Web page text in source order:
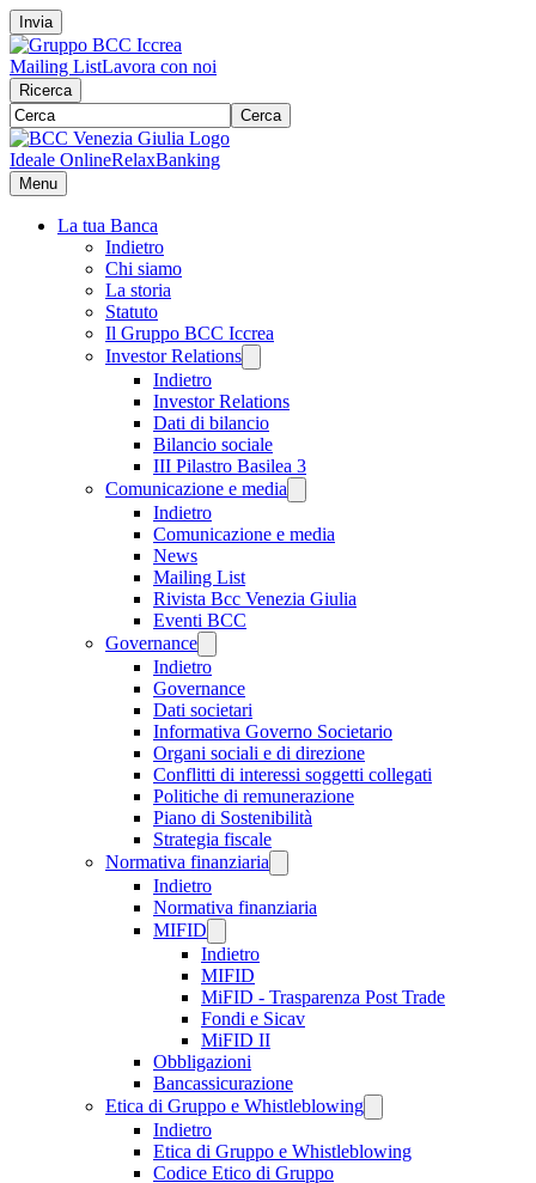
Invia
Mailing ListLavora con noi
Ricerca
Cerca
Ideale OnlineRelaxBanking
Menu
La tua Banca
Indietro
Chi siamo
La storia
Statuto
Il Gruppo BCC Iccrea
Investor Relations
Indietro
Investor Relations
Dati di bilancio
Bilancio sociale
III Pilastro Basilea 3
Comunicazione e media
Indietro
Comunicazione e media
News
Mailing List
Rivista Bcc Venezia Giulia
Eventi BCC
Governance
Indietro
Governance
Dati societari
Informativa Governo Societario
Organi sociali e di direzione
Conflitti di interessi soggetti collegati
Politiche di remunerazione
Piano di Sostenibilità
Strategia fiscale
Normativa finanziaria
Indietro
Normativa finanziaria
MIFID
Indietro
MIFID
MiFID - Trasparenza Post Trade
Fondi e Sicav
MiFID II
Obbligazioni
Bancassicurazione
Etica di Gruppo e Whistleblowing
Indietro
Etica di Gruppo e Whistleblowing
Codice Etico di Gruppo